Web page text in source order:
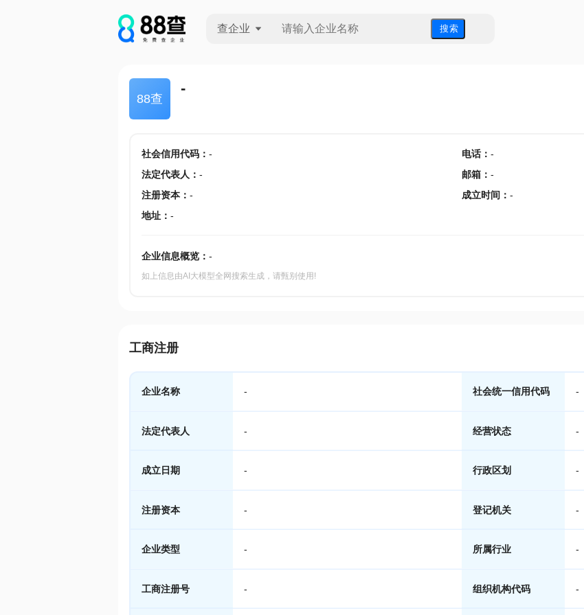
查企业 搜 索
88查
-
社会信用代码： - 电话： -
法定代表人 ： - 邮箱 ： -
注册资本： - 成立时间 ： -
地址： -
企业信息概览： -
如上信息由AI大模型全网搜索生成，请甄别使用!
工商注册
企业名称 - 社会统一信用代码 -
法定代表人 - 经营状态 -
成立日期 - 行政区划 -
注册资本 - 登记机关 -
企业类型 - 所属行业 -
工商注册号 - 组织机构代码 -